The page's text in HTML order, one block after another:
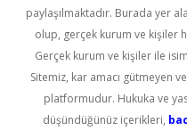
paylaşılmaktadır. Burada yer
olup, gerçek kurum ve kişiler
Gerçek kurum ve kişiler ile
Sitemiz, kar amacı gütmeyen
platformudur. Hukuka ve
düşündüğünüz içerikleri,